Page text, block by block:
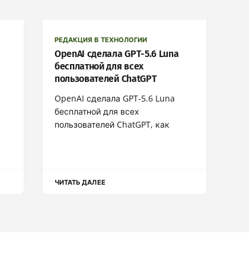
РЕДАКЦИЯ В ТЕХНОЛОГИИ
OpenAI сделала GPT-5.6 Luna
бесплатной для всех
пользователей ChatGPT
OpenAI сделала GPT-5.6 Luna
бесплатной для всех
пользователей ChatGPT, как
ЧИТАТЬ ДАЛЕЕ